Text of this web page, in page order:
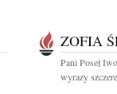
ZOFIA
Pani Poseł
wyrazy